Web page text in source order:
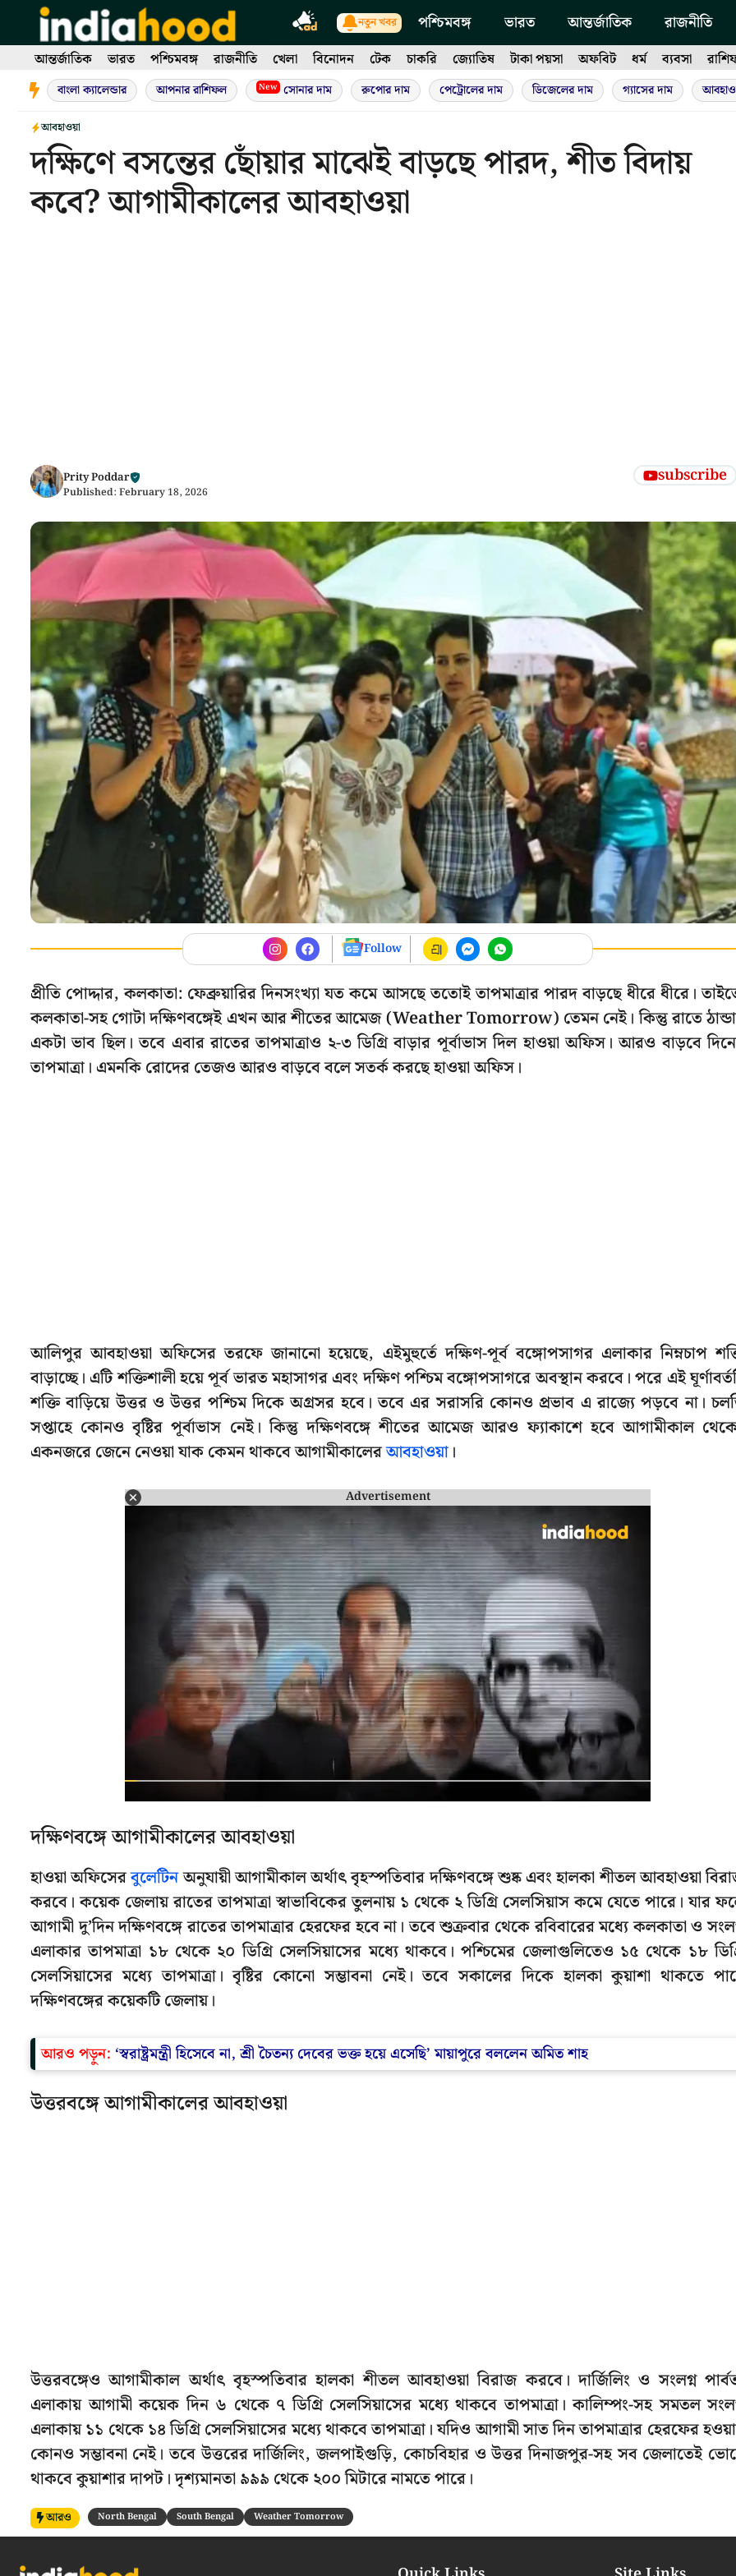
content
নতুন খবর পশ্চিমবঙ্গ ভারত আন্তর্জাতিক রাজনীতি
আন্তর্জাতিক ভারত পশ্চিমবঙ্গ রাজনীতি খেলা বিনোদন টেক চাকরি জ্যোতিষ টাকা পয়সা অফবিট ধর্ম ব্যবসা
বাংলা ক্যালেন্ডার আপনার রাশিফল New সোনার দাম রুপোর দাম পেট্রোলের দাম ডিজেলের দাম গ্যাসের দাম
আবহাওয়া
দক্ষিণে বসন্তের ছোঁয়ার মাঝেই বাড়ছে পারদ, শীত বিদায়
কবে? আগামীকালের আবহাওয়া
Prity Poddar
Published: February 18, 2026
subscribe
Follow
প্রীতি পোদ্দার, কলকাতা: ফেব্রুয়ারির দিনসংখ্যা যত কমে আসছে ততোই তাপমাত্রার পারদ বাড়ছে ধীরে ধীরে।
কলকাতা-সহ গোটা দক্ষিণবঙ্গেই এখন আর শীতের আমেজ (Weather Tomorrow) তেমন নেই। কিন্তু রাতে
একটা ভাব ছিল। তবে এবার রাতের তাপমাত্রাও ২-৩ ডিগ্রি বাড়ার পূর্বাভাস দিল হাওয়া অফিস। আরও বাড়বে
তাপমাত্রা। এমনকি রোদের তেজও আরও বাড়বে বলে সতর্ক করছে হাওয়া অফিস।
আলিপুর আবহাওয়া অফিসের তরফে জানানো হয়েছে, এইমুহুর্তে দক্ষিণ-পূর্ব বঙ্গোপসাগর এলাকার নিম্নচাপ
বাড়াচ্ছে। এটি শক্তিশালী হয়ে পূর্ব ভারত মহাসাগর এবং দক্ষিণ পশ্চিম বঙ্গোপসাগরে অবস্থান করবে। পরে এই
শক্তি বাড়িয়ে উত্তর ও উত্তর পশ্চিম দিকে অগ্রসর হবে। তবে এর সরাসরি কোনও প্রভাব এ রাজ্যে পড়বে না।
সপ্তাহে কোনও বৃষ্টির পূর্বাভাস নেই। কিন্তু দক্ষিণবঙ্গে শীতের আমেজ আরও ফ্যাকাশে হবে আগামীকাল
একনজরে জেনে নেওয়া যাক কেমন থাকবে আগামীকালেরআবহাওয়া।
Advertisement
দক্ষিণবঙ্গে আগামীকালের আবহাওয়া
হাওয়া অফিসেরবুলেটিনঅনুযায়ী আগামীকাল অর্থাৎ বৃহস্পতিবার দক্ষিণবঙ্গে শুষ্ক এবং হালকা শীতল আবহাওয়া
করবে। কয়েক জেলায় রাতের তাপমাত্রা স্বাভাবিকের তুলনায় ১ থেকে ২ ডিগ্রি সেলসিয়াস কমে যেতে পারে। যার
আগামী দু’দিন দক্ষিণবঙ্গে রাতের তাপমাত্রার হেরফের হবে না। তবে শুক্রবার থেকে রবিবারের মধ্যে কলকাতা ও
এলাকার তাপমাত্রা ১৮ থেকে ২০ ডিগ্রি সেলসিয়াসের মধ্যে থাকবে। পশ্চিমের জেলাগুলিতেও ১৫ থেকে ১৮
সেলসিয়াসের মধ্যে তাপমাত্রা। বৃষ্টির কোনো সম্ভাবনা নেই। তবে সকালের দিকে হালকা কুয়াশা থাকতে
দক্ষিণবঙ্গের কয়েকটি জেলায়।
আরও পড়ুন: ‘স্বরাষ্ট্রমন্ত্রী হিসেবে না, শ্রী চৈতন্য দেবের ভক্ত হয়ে এসেছি’ মায়াপুরে বললেন অমিত শাহ
উত্তরবঙ্গে আগামীকালের আবহাওয়া
উত্তরবঙ্গেও আগামীকাল অর্থাৎ বৃহস্পতিবার হালকা শীতল আবহাওয়া বিরাজ করবে। দার্জিলিং ও সংলগ্ন
এলাকায় আগামী কয়েক দিন ৬ থেকে ৭ ডিগ্রি সেলসিয়াসের মধ্যে থাকবে তাপমাত্রা। কালিম্পং-সহ সমতল
এলাকায় ১১ থেকে ১৪ ডিগ্রি সেলসিয়াসের মধ্যে থাকবে তাপমাত্রা। যদিও আগামী সাত দিন তাপমাত্রার হেরফের
কোনও সম্ভাবনা নেই। তবে উত্তরের দার্জিলিং, জলপাইগুড়ি, কোচবিহার ও উত্তর দিনাজপুর-সহ সব জেলাতেই
থাকবে কুয়াশার দাপট। দৃশ্যমানতা ৯৯৯ থেকে ২০০ মিটারে নামতে পারে।
আরও North Bengal South Bengal Weather Tomorrow